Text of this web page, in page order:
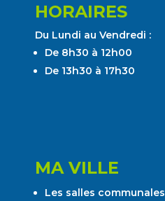
HORAIRES
Du Lundi au Vendredi :
De 8h30 à 12h00
De 13h30 à 17h30
MA VILLE
Les salles communales